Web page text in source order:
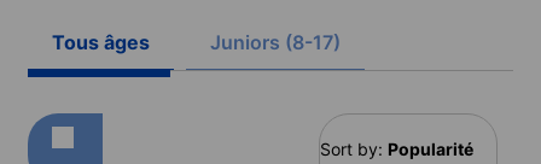
Tous âges Juniors (8-17)
Sort by: Popularité